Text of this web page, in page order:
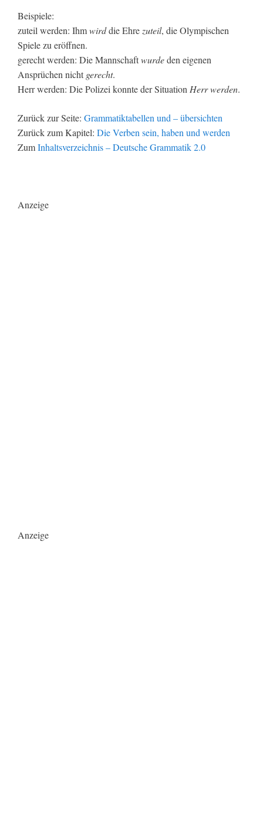
Beispiele:
zuteil werden: Ihmwirddie Ehre zuteil, die Olympischen
Spiele zu eröffnen.
gerecht werden: Die Mannschaftwurdeden eigenen
Ansprüchen nicht gerecht.
Herr werden: Die Polizei konnte der Situation Herrwerden.
Zurück zur Seite: Grammatiktabellen und – übersichten
Zurück zum Kapitel: Die Verben sein, haben und werden
ZumInhaltsverzeichnis – Deutsche Grammatik 2.0
Anzeige
Anzeige